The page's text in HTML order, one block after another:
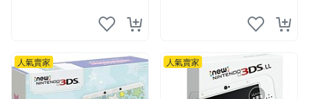
人氣賣家 人氣賣家